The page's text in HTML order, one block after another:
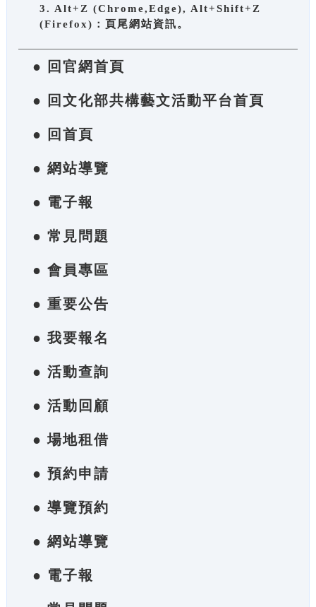
3. Alt+Z (Chrome,Edge), Alt+Shift+Z
(Firefox)：頁尾網站資訊。
● 回官網首頁
● 回文化部共構藝文活動平台首頁
● 回首頁
● 網站導覽
● 電子報
● 常見問題
● 會員專區
● 重要公告
● 我要報名
● 活動查詢
● 活動回顧
● 場地租借
● 預約申請
● 導覽預約
● 網站導覽
● 電子報